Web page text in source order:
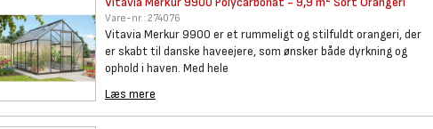
Vare-nr.: 274076
Vitavia Merkur 9900 er et rummeligt og stilfuldt orangeri, der
er skabt til danske haveejere, som ønsker både dyrkning og
ophold i haven. Med hele
Læs mere